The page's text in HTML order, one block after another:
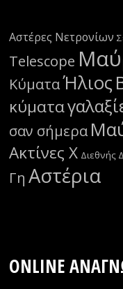
Αστέρες Νετρονίων
Telescope
ΚύματαΉλιος
κύματα
σαν σήμερα
Ακτίνες Χ Διεθνής
Γη Αστέρια
ONLINE